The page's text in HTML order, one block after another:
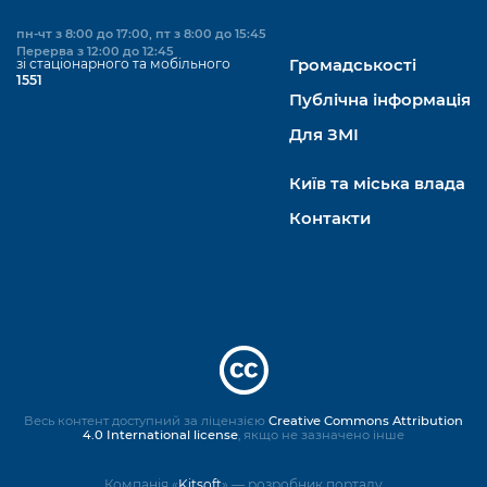
пн-чт з 8:00 до 17:00, пт з 8:00 до 15:45
Перерва з 12:00 до 12:45
зі стаціонарного та мобільного
1551
Громадськості
Публічна інформація
Для ЗМІ
Київ та міська влада
Контакти
Весь контент доступний за ліцензією Creative Commons Attribution
4.0 International license, якщо не зазначено інше